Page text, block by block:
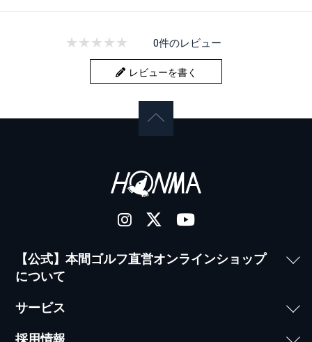
0件のレビュー
レビューを書く
【公式】本間ゴルフ直営オンラインショップ
について
サービス
採用情報